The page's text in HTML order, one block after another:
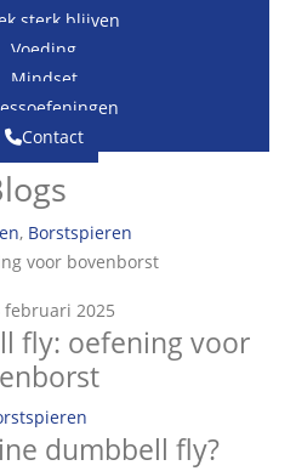
sterk blijven
Voeding
Mindset
Contact
, Borstspieren
voor bovenborst
februari 2025
fly: oefening voor
dumbbell fly?